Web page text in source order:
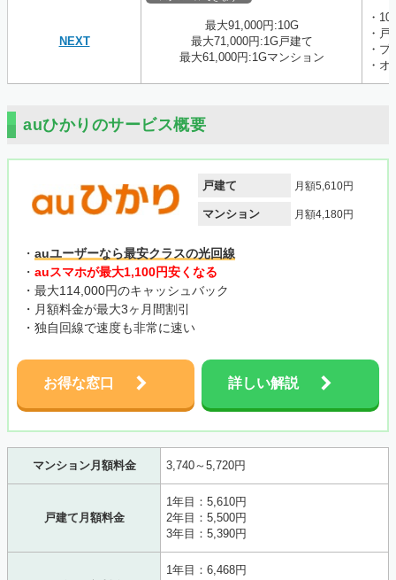
NEXT
最大91,000円:10G
最大71,000円:1G戸建て
最大61,000円:1Gマンション
・
・
・
・
auひかりのサービス概要
戸建て 月額5,610円
マンション 月額4,180円
・ auユーザーなら最安クラスの光回線
・ auスマホが最大1,100円安くなる
・最大114,000円のキャッシュバック
・月額料金が最大3ヶ月間割引
・独自回線で速度も非常に速い
お得な窓口 詳しい解説
マンション月額料金 3,740～5,720円
戸建て月額料金
1年目：5,610円
2年目：5,500円
3年目：5,390円
1年目：6,468円